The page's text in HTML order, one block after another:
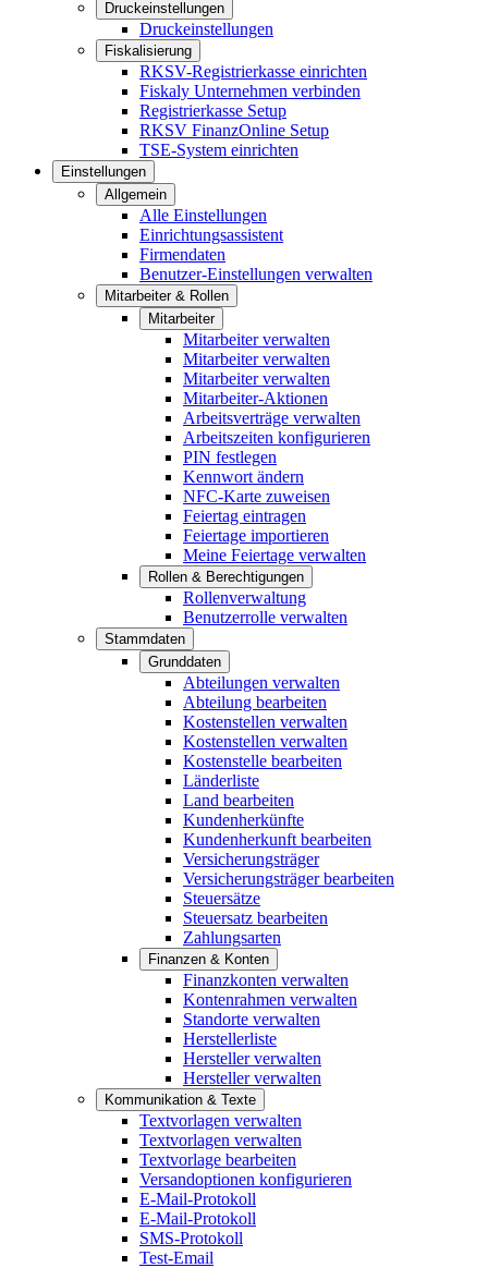
Druckeinstellungen
Druckeinstellungen
Fiskalisierung
RKSV-Registrierkasse einrichten
Fiskaly Unternehmen verbinden
Registrierkasse Setup
RKSV FinanzOnline Setup
TSE-System einrichten
Einstellungen
Allgemein
Alle Einstellungen
Einrichtungsassistent
Firmendaten
Benutzer-Einstellungen verwalten
Mitarbeiter & Rollen
Mitarbeiter
Mitarbeiter verwalten
Mitarbeiter verwalten
Mitarbeiter verwalten
Mitarbeiter-Aktionen
Arbeitsverträge verwalten
Arbeitszeiten konfigurieren
PIN festlegen
Kennwort ändern
NFC-Karte zuweisen
Feiertag eintragen
Feiertage importieren
Meine Feiertage verwalten
Rollen & Berechtigungen
Rollenverwaltung
Benutzerrolle verwalten
Stammdaten
Grunddaten
Abteilungen verwalten
Abteilung bearbeiten
Kostenstellen verwalten
Kostenstellen verwalten
Kostenstelle bearbeiten
Länderliste
Land bearbeiten
Kundenherkünfte
Kundenherkunft bearbeiten
Versicherungsträger
Versicherungsträger bearbeiten
Steuersätze
Steuersatz bearbeiten
Zahlungsarten
Finanzen & Konten
Finanzkonten verwalten
Kontenrahmen verwalten
Standorte verwalten
Herstellerliste
Hersteller verwalten
Hersteller verwalten
Kommunikation & Texte
Textvorlagen verwalten
Textvorlagen verwalten
Textvorlage bearbeiten
Versandoptionen konfigurieren
E-Mail-Protokoll
E-Mail-Protokoll
SMS-Protokoll
Test-Email